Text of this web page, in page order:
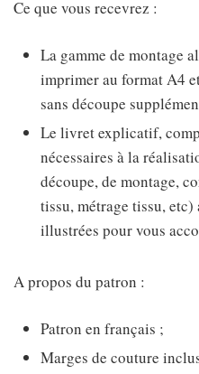
Ce que vous recevrez :
La gamme de montage
imprimer au format A4
sans découpe
Le livret explicatif,
nécessaires à la
découpe, de montage,
tissu, métrage tissu, etc)
illustrées pour vous
A propos du patron :
Patron en français ;
Marges de couture